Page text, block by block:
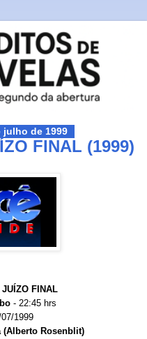
julho de 1999
FINAL (1999)
FINAL
- 22:45 hrs
1999
(Alberto Rosenblit)